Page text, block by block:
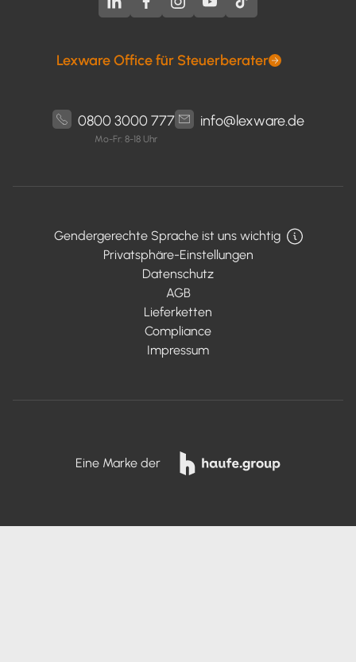
Lexware Office für Steuerberater
0800 3000 777
Mo-Fr: 8-18 Uhr
info@lexware.de
Privatsphäre-Einstellungen
Datenschutz
AGB
Lieferketten
Compliance
Impressum
Gendergerechte Sprache ist uns wichtig
Eine Marke der